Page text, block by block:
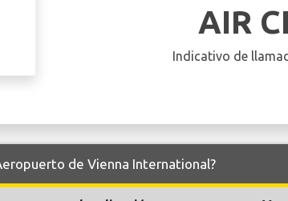
AIR
Indicativo de
de Vienna International?